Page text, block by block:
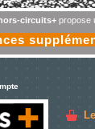
circuits+propose